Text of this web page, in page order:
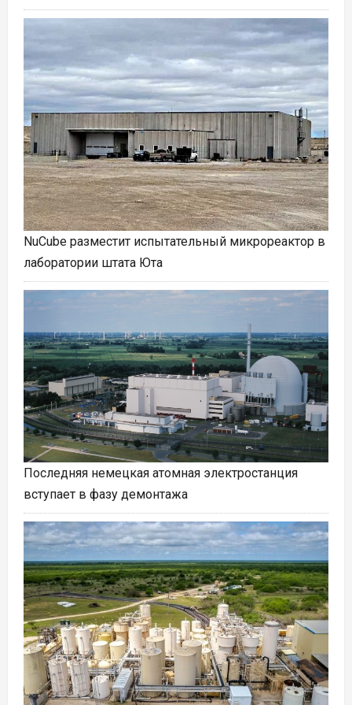
NuCube разместит испытательный микрореактор в
лаборатории штата Юта
Последняя немецкая атомная электростанция
вступает в фазу демонтажа